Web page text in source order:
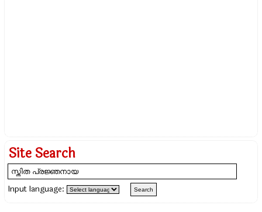
Site Search
Input language: